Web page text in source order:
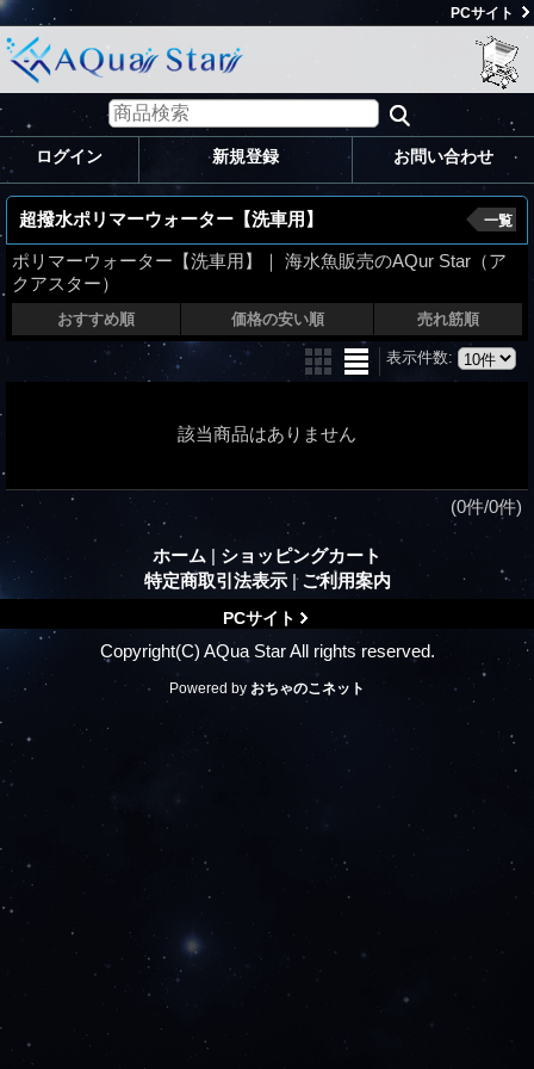
PCサイト
ログイン 新規登録 お問い合わせ
超撥水ポリマーウォーター【洗車用】
ポリマーウォーター【洗車用】｜ 海水魚販売のAQur Star（ア
クアスター）
一覧
おすすめ順 価格の安い順 売れ筋順
表示件数:
該当商品はありません
(0件/0件)
ホーム | ショッピングカート
特定商取引法表示 | ご利用案内
PCサイト
Copyright(C) AQua Star All rights reserved.
Powered by おちゃのこネット